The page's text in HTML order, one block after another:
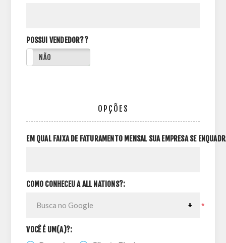
POSSUI VENDEDOR??
NÃO
OPÇÕES
EM QUAL FAIXA DE FATURAMENTO MENSAL SUA EMPRESA SE
COMO CONHECEU A ALL NATIONS?:
*
VOCÊ É UM(A)?: